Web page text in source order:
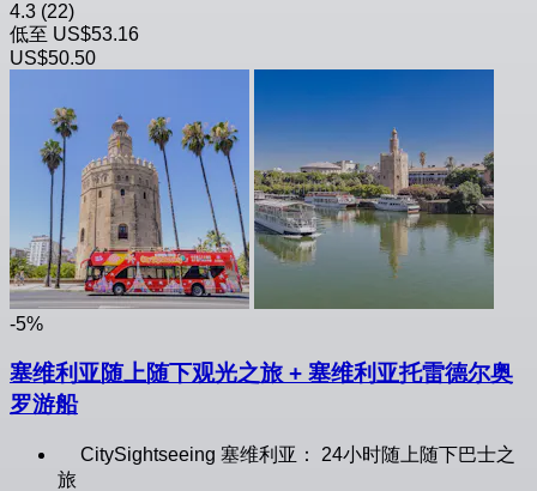
4.3 (22)
低至 US$53.16
US$50.50
-5%
塞维利亚随上随下观光之旅 + 塞维利亚托雷德尔奥
罗游船
CitySightseeing 塞维利亚： 24小时随上随下巴士之
旅